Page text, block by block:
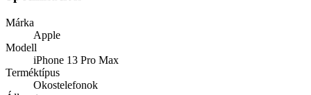
Márka
Apple
Modell
iPhone 13 Pro Max
Terméktípus
Okostelefonok